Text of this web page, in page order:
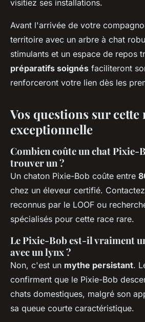
visitiez ses installations.
Avant l'arrivée de votre
territoire avec un arbre à chat
stimulants et un espace de repos
préparatifs soignés faciliteront
renforceront votre lien dès les
Vos questions sur cette
exceptionnelle
Combien coûte un chat Pixie-
trouver un ?
Un chaton Pixie-Bob coûte entre
chez un éleveur certifié.
reconnus par le LOOF ou
spécialisés pour cette race rare.
Le Pixie-Bob est-il vraiment
avec un lynx ?
Non, c'est un mythe persistant.
confirment que le Pixie-Bob
chats domestiques, malgré son
sa queue courte caractéristique.